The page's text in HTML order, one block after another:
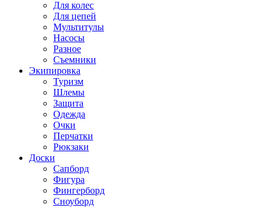
Для колес
Для цепей
Мультитулы
Насосы
Разное
Съемники
Экипировка
Туризм
Шлемы
Защита
Одежда
Очки
Перчатки
Рюкзаки
Доски
Сапборд
Фигура
Фингерборд
Сноуборд